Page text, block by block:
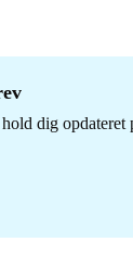
dig opdateret